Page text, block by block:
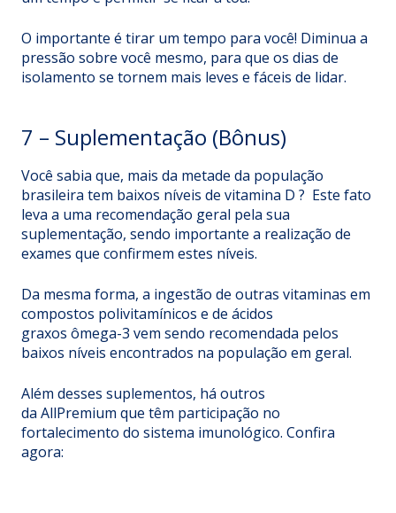
O importante é tirar um tempo para você! Diminua a
pressão sobre você mesmo, para que os dias de
isolamento se tornem mais leves e fáceis de lidar.
7 – Suplementação (Bônus)
Você sabia que, mais da metade da população
brasileira tem baixos níveis ​​de vitamina D ? Este fato
leva a uma recomendação geral pela sua
suplementação, sendo importante a realização de
exames que confirmem estes níveis.
Da mesma forma, a ingestão de outras vitaminas em
compostos polivitamínicos e de ácidos
graxos ômega-3 vem sendo recomendada pelos
baixos níveis encontrados na população em geral.
Além desses suplementos, há outros
da AllPremium que têm participação no
fortalecimento do sistema imunológico. Confira
agora: